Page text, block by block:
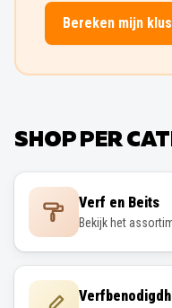
Bereken mijn
SHOP PER
Verf en Beits
Bekijk het